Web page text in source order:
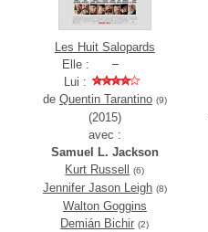
Les Huit Salopards
Elle :
Lui :
de Quentin Tarantino (9)
(2015)
avec :
Samuel L. Jackson
Kurt Russell
(6)
Jennifer Jason Leigh (8)
Walton Goggins
Demián Bichir (2)